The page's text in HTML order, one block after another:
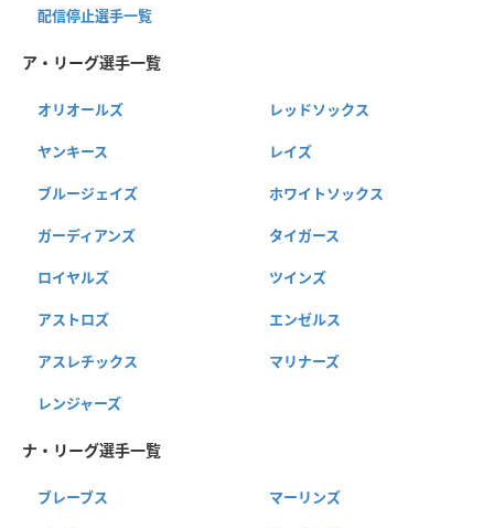
配信停止選手一覧
ア・リーグ選手一覧
オリオールズ レッドソックス
ヤンキース レイズ
ブルージェイズ ホワイトソックス
ガーディアンズ タイガース
ロイヤルズ ツインズ
アストロズ エンゼルス
アスレチックス マリナーズ
レンジャーズ
ナ・リーグ選手一覧
ブレーブス マーリンズ